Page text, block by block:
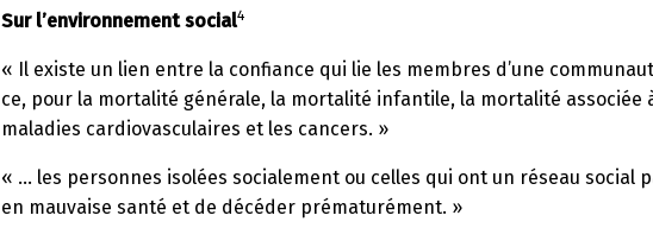
Sur l’environnement social4
« Il existe un lien entre la confiance qui lie les membres d’une
ce, pour la mortalité générale, la mortalité infantile, la mortalité associée
maladies cardiovasculaires et les cancers. »
« … les personnes isolées socialement ou celles qui ont un réseau social
en mauvaise santé et de décéder prématurément. »